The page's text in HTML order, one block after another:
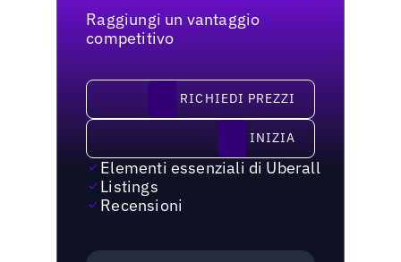
Raggiungi un vantaggio
competitivo
richiedi prezziRICHIEDI PREZZI
Inizia INIZIA
Elementi essenziali di Uberall
Listings
Recensioni